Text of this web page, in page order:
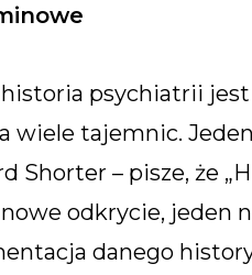
historia psychiatrii
wiele tajemnic.
Shorter – pisze, że
odkrycie, jeden
danego